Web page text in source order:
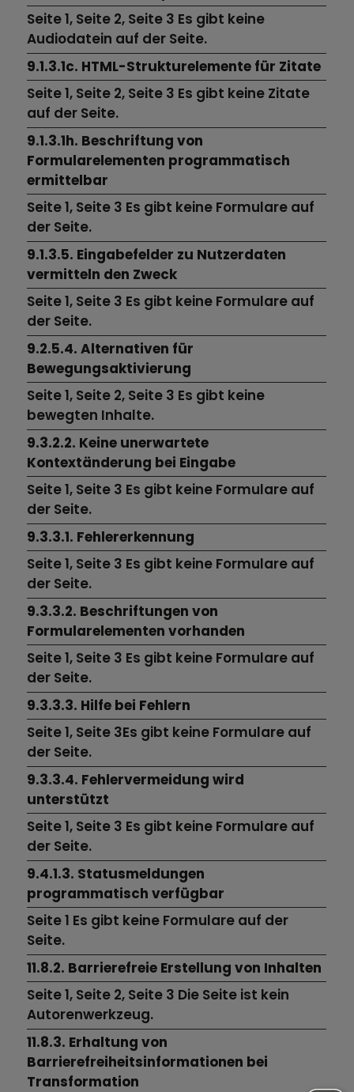
Seite 1, Seite 2, Seite 3 Es gibt keine
Audiodatein auf der Seite.
9.1.3.1c. HTML-Strukturelemente für Zitate
Seite 1, Seite 2, Seite 3 Es gibt keine Zitate
auf der Seite.
9.1.3.1h. Beschriftung von
Formularelementen programmatisch
ermittelbar
Seite 1, Seite 3 Es gibt keine Formulare auf
der Seite.
9.1.3.5. Eingabefelder zu Nutzerdaten
vermitteln den Zweck
Seite 1, Seite 3 Es gibt keine Formulare auf
der Seite.
9.2.5.4. Alternativen für
Bewegungsaktivierung
Seite 1, Seite 2, Seite 3 Es gibt keine
bewegten Inhalte.
9.3.2.2. Keine unerwartete
Kontextänderung bei Eingabe
Seite 1, Seite 3 Es gibt keine Formulare auf
der Seite.
9.3.3.1. Fehlererkennung
Seite 1, Seite 3 Es gibt keine Formulare auf
der Seite.
9.3.3.2. Beschriftungen von
Formularelementen vorhanden
Seite 1, Seite 3 Es gibt keine Formulare auf
der Seite.
9.3.3.3. Hilfe bei Fehlern
Seite 1, Seite 3Es gibt keine Formulare auf
der Seite.
9.3.3.4. Fehlervermeidung wird
unterstützt
Seite 1, Seite 3 Es gibt keine Formulare auf
der Seite.
9.4.1.3. Statusmeldungen
programmatisch verfügbar
Seite 1 Es gibt keine Formulare auf der
Seite.
11.8.2. Barrierefreie Erstellung von Inhalten
Seite 1, Seite 2, Seite 3 Die Seite ist kein
Autorenwerkzeug.
11.8.3. Erhaltung von
Barrierefreiheitsinformationen bei
Transformation